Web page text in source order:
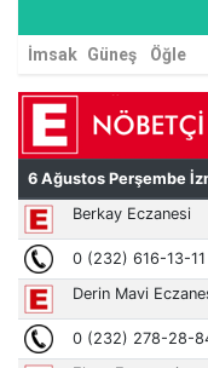
İmsak Güneş Öğle